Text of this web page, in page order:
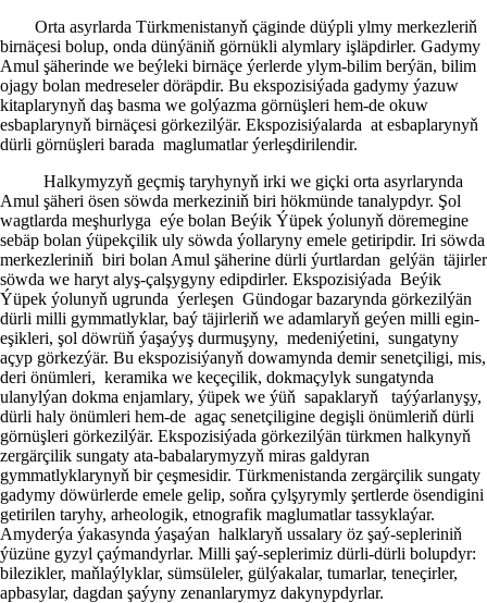
Orta asyrlarda Türkmenistanyň çäginde düýpli ylmy merkezleriň
birnäçesi bolup, onda dünýäniň görnükli alymlary işläpdirler. Gadymy
Amul şäherinde we beýleki birnäçe ýerlerde ylym-bilim berýän, bilim
ojagy bolan medreseler döräpdir. Bu ekspozisiýada gadymy ýazuw
kitaplarynyň daş basma we golýazma görnüşleri hem-de okuw
esbaplarynyň birnäçesi görkezilýär. Ekspozisiýalarda at esbaplarynyň
dürli görnüşleri barada maglumatlar ýerleşdirilendir.
Halkymyzyň geçmiş taryhynyň irki we giçki orta asyrlarynda
Amul şäheri ösen söwda merkeziniň biri hökmünde tanalypdyr. Şol
wagtlarda meşhurlyga eýe bolan Beýik Ýüpek ýolunyň döremegine
sebäp bolan ýüpekçilik uly söwda ýollaryny emele getiripdir. Iri söwda
merkezleriniň biri bolan Amul şäherine dürli ýurtlardan gelýän täjirler
söwda we haryt alyş-çalşygyny edipdirler. Ekspozisiýada Beýik
Ýüpek ýolunyň ugrunda ýerleşen Gündogar bazarynda görkezilýän
dürli milli gymmatlyklar, baý täjirleriň we adamlaryň geýen milli egin-
eşikleri, şol döwrüň ýaşaýyş durmuşyny, medeniýetini, sungatyny
açyp görkezýär. Bu ekspozisiýanyň dowamynda demir senetçiligi, mis,
deri önümleri, keramika we keçeçilik, dokmaçylyk sungatynda
ulanylýan dokma enjamlary, ýüpek we ýüň sapaklaryň taýýarlanyşy,
dürli haly önümleri hem-de agaç senetçiligine degişli önümleriň dürli
görnüşleri görkezilýär. Ekspozisiýada görkezilýän türkmen halkynyň
zergärçilik sungaty ata-babalarymyzyň miras galdyran
gymmatlyklarynyň bir çeşmesidir. Türkmenistanda zergärçilik sungaty
gadymy döwürlerde emele gelip, soňra çylşyrymly şertlerde ösendigini
getirilen taryhy, arheologik, etnografik maglumatlar tassyklaýar.
Amyderýa ýakasynda ýaşaýan halklaryň ussalary öz şaý-sepleriniň
ýüzüne gyzyl çaýmandyrlar. Milli şaý-seplerimiz dürli-dürli bolupdyr:
bilezikler, maňlaýlyklar, sümsüleler, gülýakalar, tumarlar, teneçirler,
apbasylar, dagdan şaýyny zenanlarymyz dakynypdyrlar.